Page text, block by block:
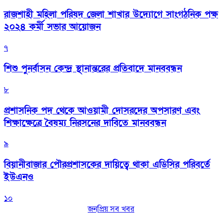
রাজশাহী মহিলা পরিষদ জেলা শাখার উদ্যোগে সাংগঠনিক পক্ষ
২০২৪ কর্মী সভার আয়োজন
৭
শিশু পুনর্বাসন কেন্দ্র স্থানান্তরের প্রতিবাদে মানববন্ধন
৮
প্রশাসনিক পদ থেকে আওয়ামী দোসরদের অপসারণ এবং
শিক্ষাক্ষেত্রে বৈষম্য নিরসনের দাবিতে মানববন্ধন
৯
বিয়ানীবাজার পৌরপ্রশাসকের দায়িত্বে থাকা এডিসির পরিবর্তে
ইউএনও
১০
জনপ্রিয় সব খবর